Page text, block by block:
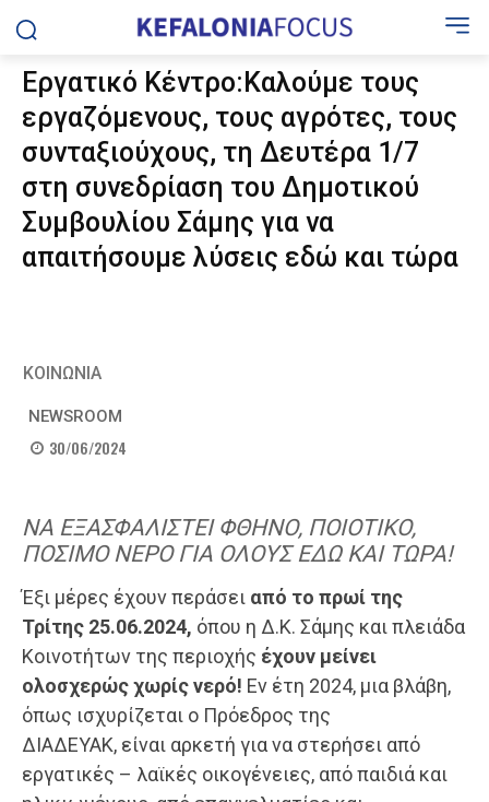
Εργατικό Κέντρο:Καλούμε τους
εργαζόμενους, τους αγρότες, τους
συνταξιούχους, τη Δευτέρα 1/7
στη συνεδρίαση του Δημοτικού
Συμβουλίου Σάμης για να
απαιτήσουμε λύσεις εδώ και τώρα
ΚΟΙΝΩΝΙΑ
NEWSROOM
30/06/2024
ΝΑ ΕΞΑΣΦΑΛΙΣΤΕΙ ΦΘΗΝΟ, ΠΟΙΟΤΙΚΟ,
ΠΟΣΙΜΟ ΝΕΡΟ ΓΙΑ ΟΛΟΥΣ ΕΔΩ ΚΑΙ ΤΩΡΑ!
Έξι μέρες έχουν περάσει από το πρωί της
Τρίτης 25.06.2024, όπου η Δ.Κ. Σάμης και πλειάδα
Κοινοτήτων της περιοχής έχουν μείνει
ολοσχερώς χωρίς νερό! Εν έτη 2024, μια βλάβη,
όπως ισχυρίζεται ο Πρόεδρος της
ΔΙΑΔΕΥΑΚ, είναι αρκετή για να στερήσει από
εργατικές – λαϊκές οικογένειες, από παιδιά και